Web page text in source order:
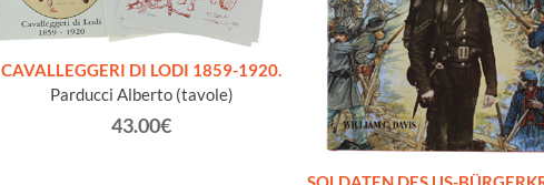
CAVALLEGGERI DI LODI 1859-1920.
Parducci Alberto (tavole)
43.00€